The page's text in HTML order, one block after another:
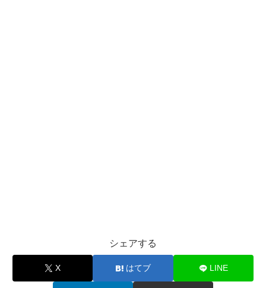
シェアする
X はてブ LINE